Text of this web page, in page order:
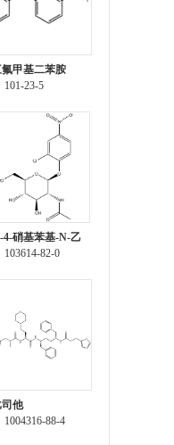
氟甲基二苯胺
101-23-5
4-硝基苯基-N-乙
D-氨基葡萄糖苷
103614-82-0
他
1004316-88-4